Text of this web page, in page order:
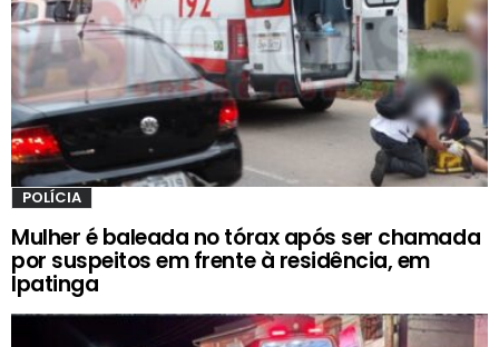
POLÍCIA
Mulher é baleada no tórax após ser chamada
por suspeitos em frente à residência, em
Ipatinga